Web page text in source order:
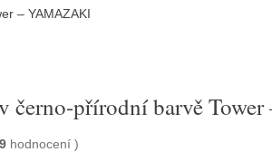
– YAMAZAKI
černo-přírodní barvě
9 hodnocení)